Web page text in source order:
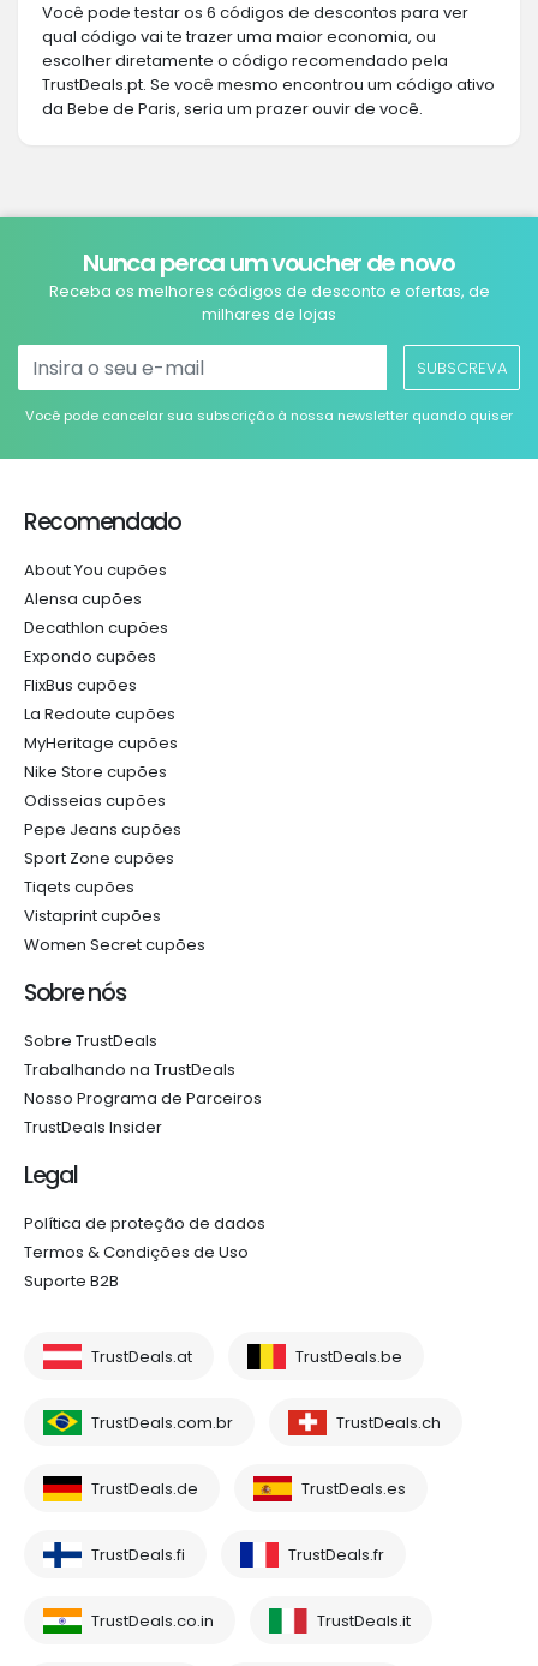
Você pode testar os 6 códigos de descontos para ver
qual código vai te trazer uma maior economia, ou
escolher diretamente o código recomendado pela
TrustDeals.pt. Se você mesmo encontrou um código ativo
da Bebe de Paris, seria um prazer ouvir de você.
Nunca perca um voucher de novo
Receba os melhores códigos de desconto e ofertas, de
milhares de lojas
SUBSCREVA
Você pode cancelar sua subscrição à nossa newsletter quando quiser
Recomendado
About You cupões
Alensa cupões
Decathlon cupões
Expondo cupões
FlixBus cupões
La Redoute cupões
MyHeritage cupões
Nike Store cupões
Odisseias cupões
Pepe Jeans cupões
Sport Zone cupões
Tiqets cupões
Vistaprint cupões
Women Secret cupões
Sobre nós
Sobre TrustDeals
Trabalhando na TrustDeals
Nosso Programa de Parceiros
TrustDeals Insider
Legal
Política de proteção de dados
Termos & Condições de Uso
Suporte B2B
TrustDeals.at TrustDeals.be
TrustDeals.com.br TrustDeals.ch
TrustDeals.de TrustDeals.es
TrustDeals.fi TrustDeals.fr
TrustDeals.co.in TrustDeals.it